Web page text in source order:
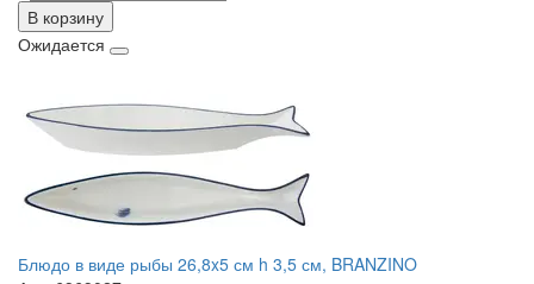
В корзину
Ожидается
Блюдо в виде рыбы 26,8x5 см h 3,5 см, BRANZINO